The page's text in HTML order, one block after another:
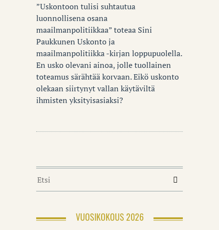
”Uskontoon tulisi suhtautua
luonnollisena osana
maailmanpolitiikkaa” toteaa Sini
Paukkunen Uskonto ja
maailmanpolitiikka -kirjan loppupuolella.
En usko olevani ainoa, jolle tuollainen
toteamus särähtää korvaan. Eikö uskonto
olekaan siirtynyt vallan käytäviltä
ihmisten yksityisasiaksi?
VUOSIKOKOUS 2026